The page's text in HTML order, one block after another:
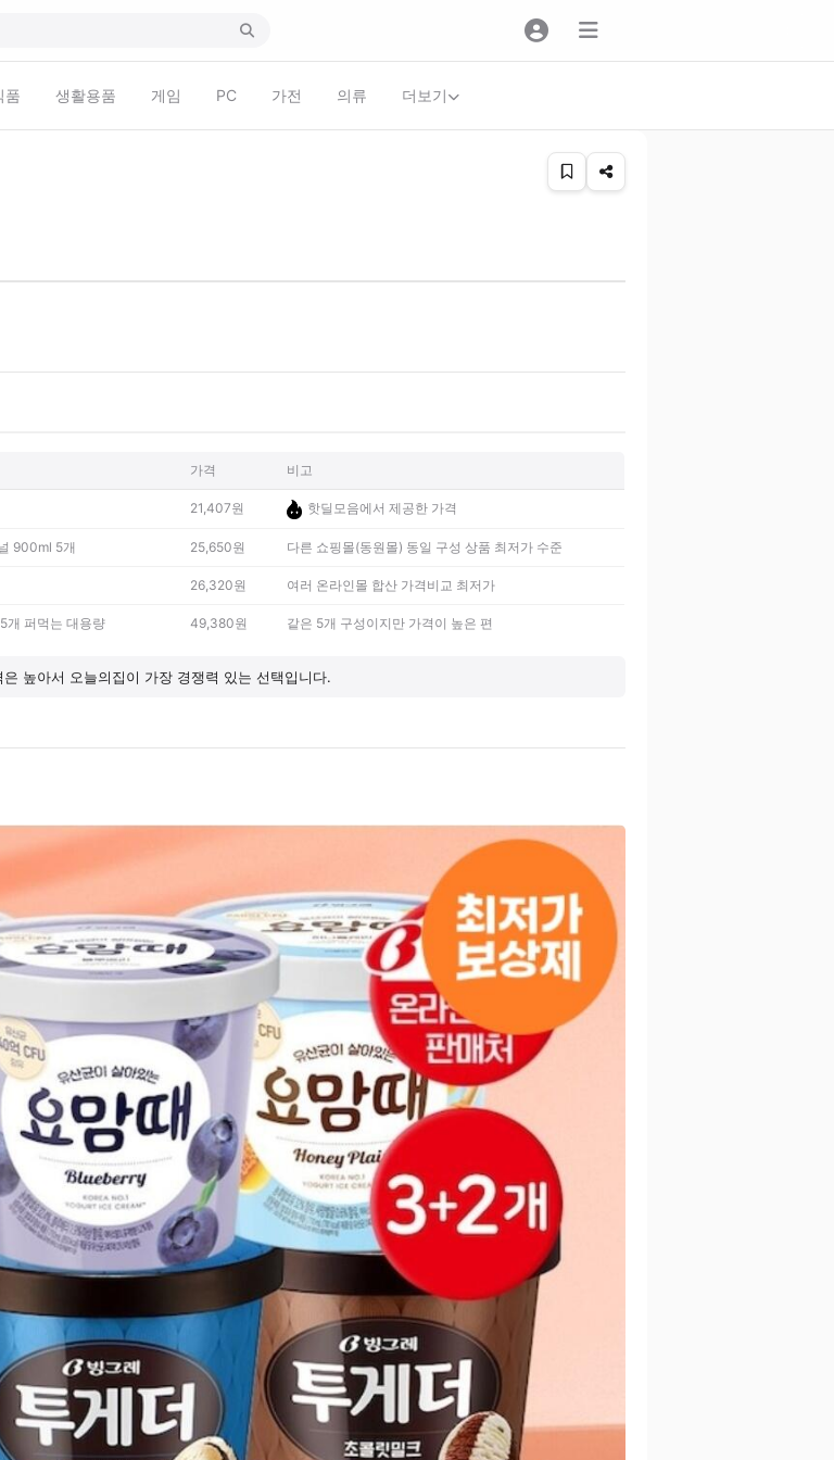
품 생활용품 게임 PC 가전 의류 더보기
가격 비고
21,407원 핫딜모음에서 제공한 가격
900ml 5개 25,650원 다른 쇼핑몰(동원몰) 동일 구성 상품 최저가 수준
26,320원 여러 온라인몰 합산 가격비교 최저가
개 퍼먹는 대용량 49,380원 같은 5개 구성이지만 가격이 높은 편
높아서 오늘의집이 가장 경쟁력 있는 선택입니다.